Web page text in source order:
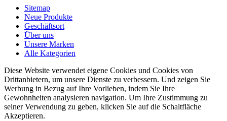
Sitemap
Neue Produkte
Geschäftsort
Über uns
Unsere Marken
Alle Kategorien
Diese Website verwendet eigene Cookies und Cookies von
Drittanbietern, um unsere Dienste zu verbessern. Und zeigen Sie
Werbung in Bezug auf Ihre Vorlieben, indem Sie Ihre
Gewohnheiten analysieren navigation. Um Ihre Zustimmung zu
seiner Verwendung zu geben, klicken Sie auf die Schaltfläche
Akzeptieren.